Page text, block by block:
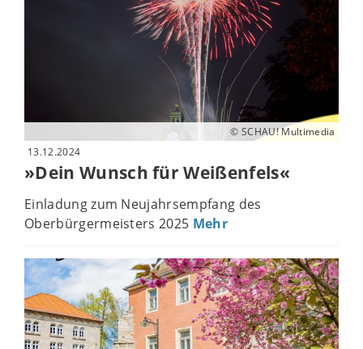
© SCHAU! Multimedia
13.12.2024
»Dein Wunsch für Weißenfels«
Einladung zum Neujahrsempfang des
Oberbürgermeisters 2025 Mehr